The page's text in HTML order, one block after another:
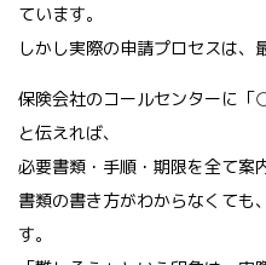
ています。
しかし実際の申請プロセスは、
保険会社のコールセンターに
と伝えれば、
必要書類・手順・期限を全て案
書類の書き方がわからなくても
す。